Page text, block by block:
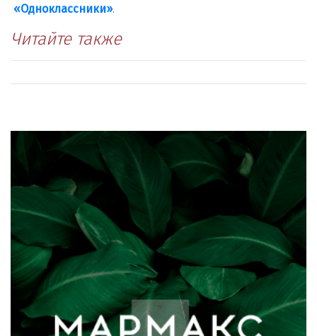
«Одноклассники».
Читайте также